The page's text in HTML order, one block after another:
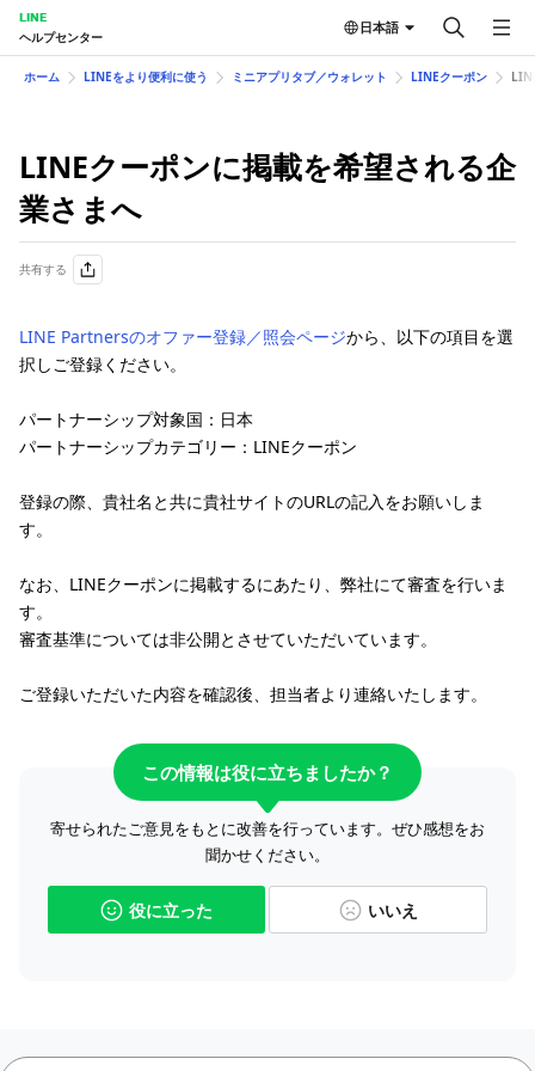
LINE
ヘルプセンター
日本語
ホーム LINEをより便利に使う ミニアプリタブ／ウォレット LINEクーポン
LINEクーポンに掲載を希望される企
業さまへ
共有する
LINE Partnersのオファー登録／照会ページから、以下の項目を選
択しご登録ください。
パートナーシップ対象国：日本
パートナーシップカテゴリー：LINEクーポン
登録の際、貴社名と共に貴社サイトのURLの記入をお願いしま
す。
なお、LINEクーポンに掲載するにあたり、弊社にて審査を行いま
す。
審査基準については非公開とさせていただいています。
ご登録いただいた内容を確認後、担当者より連絡いたします。
この情報は役に立ちましたか？
寄せられたご意見をもとに改善を行っています。ぜひ感想をお
聞かせください。
役に立った いいえ